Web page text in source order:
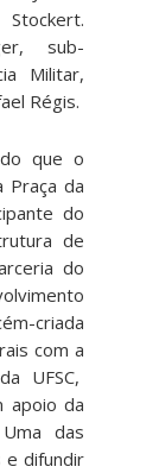
sub-
Militar,
Régis.
que o
Praça da
do
de
do
criada
com a
UFSC,
apoio da
das
e difundir